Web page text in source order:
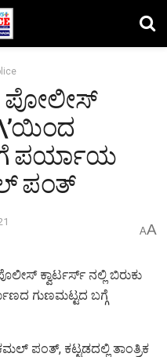
ಪೋಲೀಸ್
ಪರ್ಯಾಯ
ಪಂತ್
AA
ಕ್ವಾರ್ಟರ್ಸ್ ನಲ್ಲಿ ಬಿರುಕು
ಗುಣಮಟ್ಟದ ಬಗ್ಗೆ
ಪಂತ್, ಕಟ್ಟಡದಲ್ಲಿ ತಾಂತ್ರಿಕ